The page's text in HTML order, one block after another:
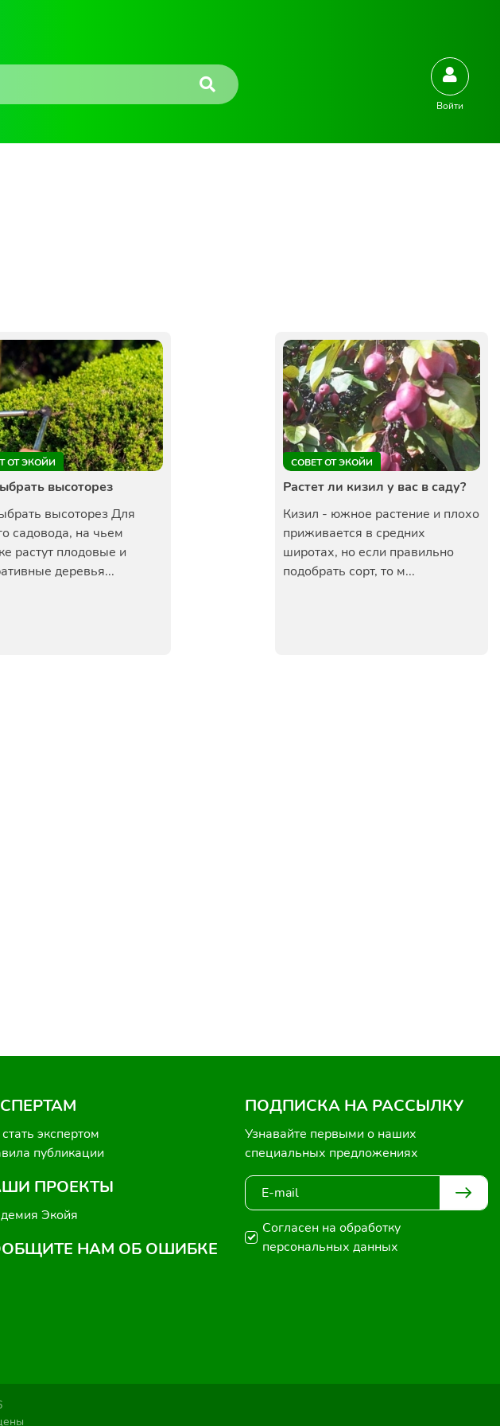
Войти
ОТ ЭКОЙИ
высоторез
высоторез Для
садовода, на чьем
растут плодовые и
деревья...
СОВЕТ ОТ ЭКОЙИ
Растет ли кизил у вас в саду?
Кизил - южное растение и плохо
приживается в средних
широтах, но если правильно
подобрать сорт, то м...
экспертом
публикации
ПРОЕКТЫ
Экойя
НАМ ОБ ОШИБКЕ
ПОДПИСКА НА РАССЫЛКУ
Узнавайте первыми о наших
специальных предложениях
Согласен на обработку
персональных данных